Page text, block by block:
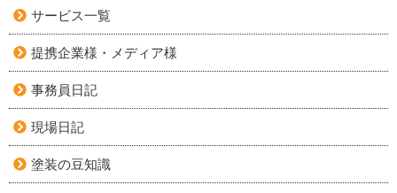
サービス一覧
提携企業様・メディア様
事務員日記
現場日記
塗装の豆知識